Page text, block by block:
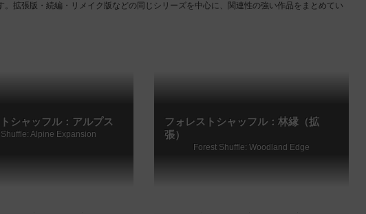
拡張版・続編・リメイク版などの同じシリーズを中心に、関連性の強い作品をまとめてい
シャッフル：アルプス
Shuffle: Alpine Expansion
フォレストシャッフル：林縁（拡
張）
Forest Shuffle: Woodland Edge